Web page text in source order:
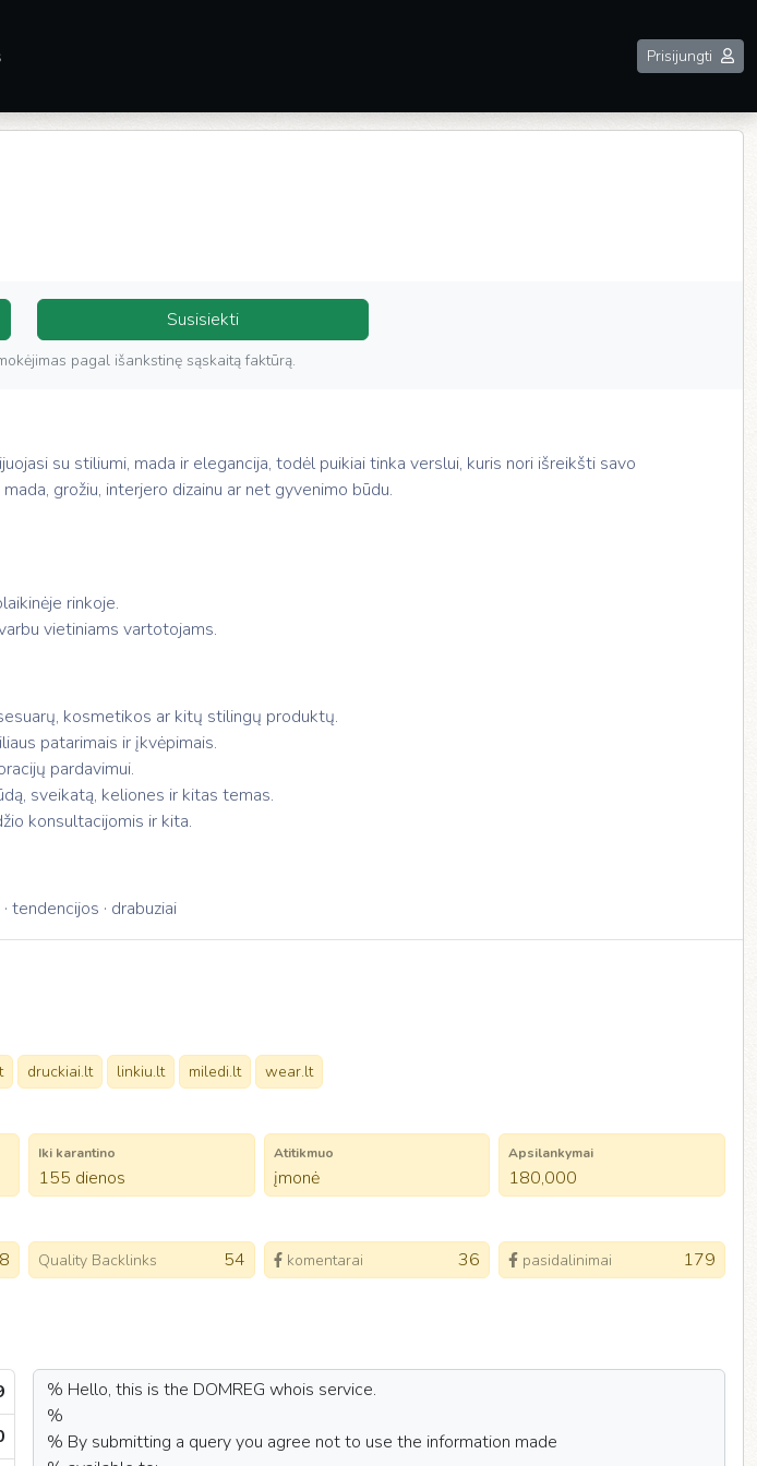
Prisijungti
Susisiekti
pagal išankstinę sąskaitą faktūrą.
su stiliumi, mada ir elegancija, todėl puikiai tinka verslui, kuris nori išreikšti savo
grožiu, interjero dizainu ar net gyvenimo būdu.
rinkoje.
vietiniams vartotojams.
kosmetikos ar kitų stilingų produktų.
patarimais ir įkvėpimais.
pardavimui.
sveikatą, keliones ir kitas temas.
konsultacijomis ir kita.
tendencijos · drabuziai
druckiai.lt linkiu.lt miledi.lt wear.lt
Iki karantino
155 dienos
Atitikmuo
įmonė
Apsilankymai
180,000
Quality Backlinks 54 komentarai 36 pasidalinimai 179